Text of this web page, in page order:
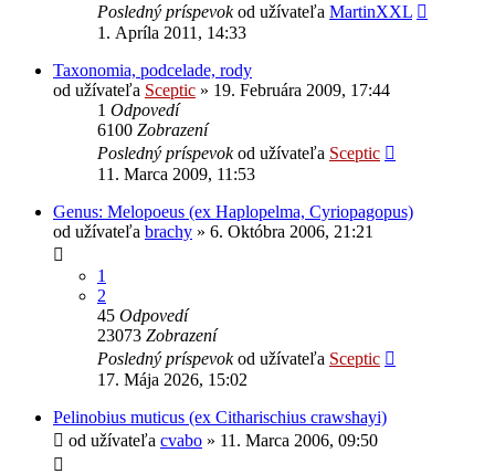
Posledný príspevokod užívateľa MartinXXL
1. Apríla 2011, 14:33
Taxonomia, podcelade, rody
od užívateľa Sceptic » 19. Februára 2009, 17:44
1 Odpovedí
6100 Zobrazení
Posledný príspevokod užívateľa Sceptic
11. Marca 2009, 11:53
Genus: Melopoeus (ex Haplopelma, Cyriopagopus)
od užívateľa brachy » 6. Októbra 2006, 21:21
1
2
45 Odpovedí
23073 Zobrazení
Posledný príspevokod užívateľa Sceptic
17. Mája 2026, 15:02
Pelinobius muticus (ex Citharischius crawshayi)
od užívateľa cvabo » 11. Marca 2006, 09:50